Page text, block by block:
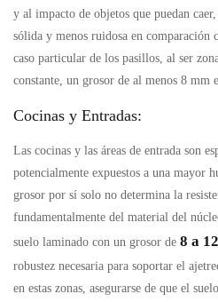
y al impacto de objetos que puedan
sólida y menos ruidosa en comparación
caso particular de los pasillos, al ser
constante, un grosor de al menos 8 mm
Cocinas y Entradas:
Las cocinas y las áreas de entrada son
potencialmente expuestos a una mayor
grosor por sí solo no determina la
fundamentalmente del material del
suelo laminado con un grosor de 8 a
robustez necesaria para soportar el
en estas zonas, asegurarse de que el